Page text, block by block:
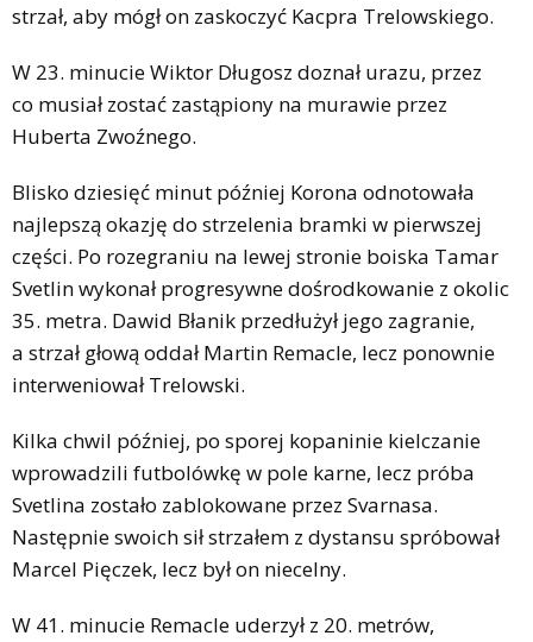
strzał, aby mógł on zaskoczyć Kacpra Trelowskiego.
W 23. minucie Wiktor Długosz doznał urazu, przez
co musiał zostać zastąpiony na murawie przez
Huberta Zwoźnego.
Blisko dziesięć minut później Korona odnotowała
najlepszą okazję do strzelenia bramki w pierwszej
części. Po rozegraniu na lewej stronie boiska Tamar
Svetlin wykonał progresywne dośrodkowanie z okolic
35. metra. Dawid Błanik przedłużył jego zagranie,
a strzał głową oddał Martin Remacle, lecz ponownie
interweniował Trelowski.
Kilka chwil później, po sporej kopaninie kielczanie
wprowadzili futbolówkę w pole karne, lecz próba
Svetlina zostało zablokowane przez Svarnasa.
Następnie swoich sił strzałem z dystansu spróbował
Marcel Pięczek, lecz był on niecelny.
W 41. minucie Remacle uderzył z 20. metrów,